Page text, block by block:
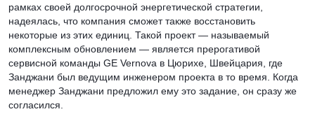
рамках своей долгосрочной энергетической стратегии,
надеялась, что компания сможет также восстановить
некоторые из этих единиц. Такой проект — называемый
комплексным обновлением — является прерогативой
сервисной команды GE Vernova в Цюрихе, Швейцария, где
Занджани был ведущим инженером проекта в то время. Когда
менеджер Занджани предложил ему это задание, он сразу же
согласился.